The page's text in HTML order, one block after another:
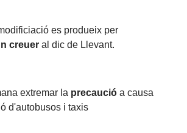
es produeix per
creuer al dic de Llevant.
extremar la precaucióa causa
d'autobusos i taxis